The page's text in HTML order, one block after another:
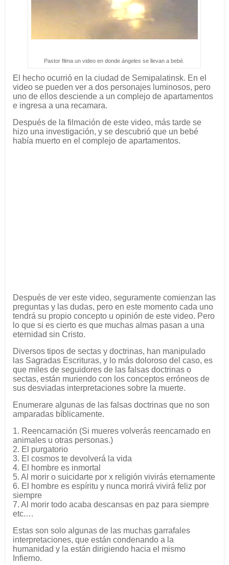
Pastor filma un video en donde ángeles se llevan a bebé.
El hecho ocurrió en la ciudad de Semipalatinsk. En el
video se pueden ver a dos personajes luminosos, pero
uno de ellos desciende a un complejo de apartamentos
e ingresa a una recamara.
Después de la filmación de este video, más tarde se
hizo una investigación, y se descubrió que un bebé
había muerto en el complejo de apartamentos.
Después de ver este video, seguramente comienzan las
preguntas y las dudas, pero en este momento cada uno
tendrá su propio concepto u opinión de este video. Pero
lo que si es cierto es que muchas almas pasan a una
eternidad sin Cristo.
Diversos tipos de sectas y doctrinas, han manipulado
las Sagradas Escrituras, y lo más doloroso del caso, es
que miles de seguidores de las falsas doctrinas o
sectas, están muriendo con los conceptos erróneos de
sus desviadas interpretaciones sobre la muerte.
Enumerare algunas de las falsas doctrinas que no son
amparadas bíblicamente.
1. Reencarnación (Si mueres volverás reencarnado en
animales u otras personas.)
2. El purgatorio
3. El cosmos te devolverá la vida
4. El hombre es inmortal
5. Al morir o suicidarte por x religión vivirás eternamente
6. El hombre es espíritu y nunca morirá vivirá feliz por
siempre
7. Al morir todo acaba descansas en paz para siempre
etc.…
Estas son solo algunas de las muchas garrafales
interpretaciones, que están condenando a la
humanidad y la están dirigiendo hacia el mismo
Infierno.